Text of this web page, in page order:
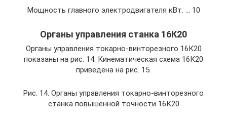
Мощность главного электродвигателя кВт. … 10
Органы управления станка 16К20
Органы управления токарно-винторезного 16К20
показаны на рис. 14. Кинематическая схема 16К20
приведена на рис. 15.
Рис. 14. Органы управления токарно-винторезного
станка повышенной точности 16К20